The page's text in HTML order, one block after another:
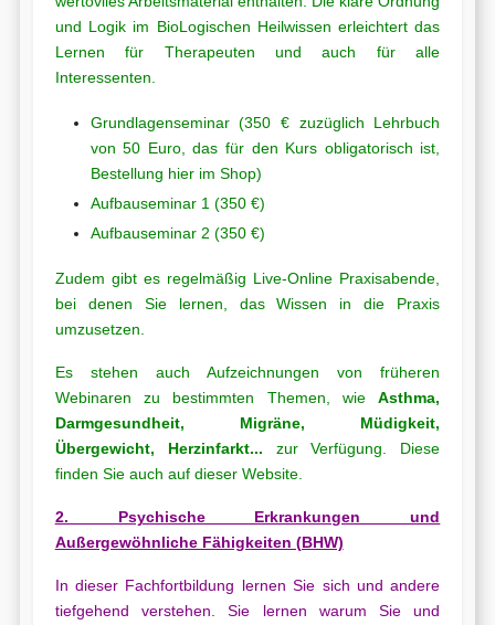
und Logik im BioLogischen Heilwissen erleichtert das
Lernen für Therapeuten und auch für alle
Interessenten.
Grundlagenseminar (350 € zuzüglich Lehrbuch
von 50 Euro, das für den Kurs obligatorisch ist,
Bestellung hier im Shop)
Aufbauseminar 1 (350 €)
Aufbauseminar 2 (350 €)
Zudem gibt es regelmäßig Live-Online Praxisabende,
bei denen Sie lernen, das Wissen in die Praxis
umzusetzen.
Es stehen auch Aufzeichnungen von früheren
Webinaren zu bestimmten Themen, wieAsthma,
Darmgesundheit, Migräne, Müdigkeit,
Übergewicht, Herzinfarkt... zur Verfügung. Diese
finden Sie auch auf dieser Website.
2. Psychische Erkrankungen und
Außergewöhnliche Fähigkeiten (BHW)
In dieser Fachfortbildung lernen Sie sich und andere
tiefgehend verstehen. Sie lernen warum Sie und